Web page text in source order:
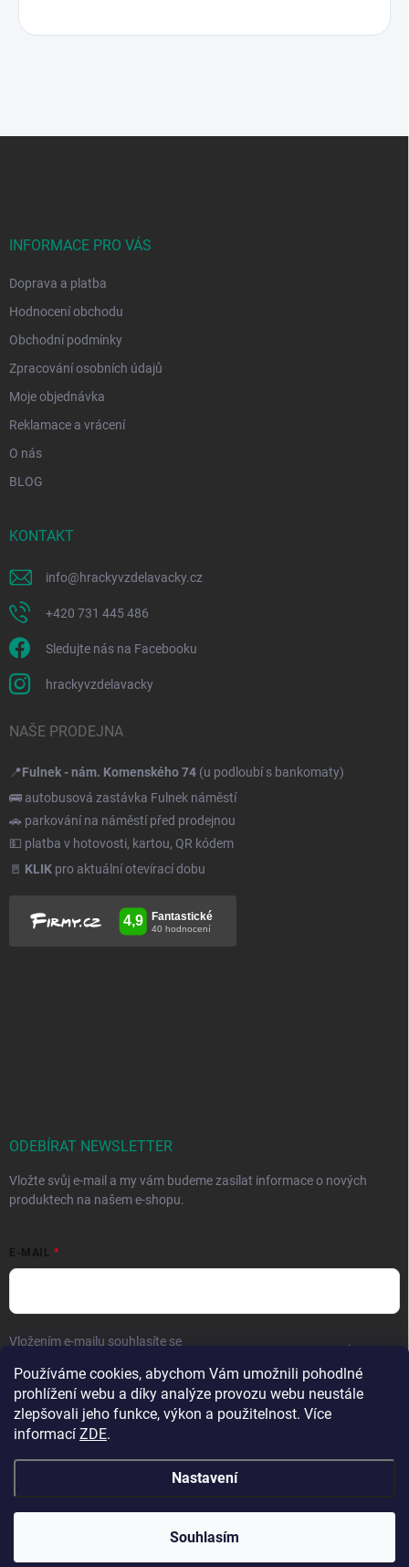
Používáme cookies, abychom Vám umožnili pohodlné
prohlížení webu a díky analýze provozu webu neustále
zlepšovali jeho funkce, výkon a použitelnost. Více
informací ZDE.
Nastavení
Souhlasím
Přejeme krásné prázdniny! 🧡 | Vaše objednávky
INFORMACE PRO VÁS
Doprava a platba
Hodnocení obchodu
Obchodní podmínky
Zpracování osobních údajů
Moje objednávka
Reklamace a vrácení
O nás
BLOG
KONTAKT
info@hrackyvzdelavacky.cz
+420 731 445 486
Sledujte nás na Facebooku
hrackyvzdelavacky
NAŠE PRODEJNA
📍Fulnek - nám. Komenského 74 (u podloubí s bankomaty)
🚌 autobusová zastávka Fulnek náměstí
🚗 parkování na náměstí před prodejnou
💵 platba v hotovosti, kartou, QR kódem
🚪 KLIK pro aktuální otevírací dobu
ODEBÍRAT NEWSLETTER
Vložte svůj e-mail a my vám budeme zasílat informace o nových
produktech na našem e-shopu.
E-MAIL
Vložením e-mailu souhlasíte se .
Přihlásit se
Copyright 2026Hračky vzdělávačky. Všechna práva vyhrazena.Upravit
nastavení cookies